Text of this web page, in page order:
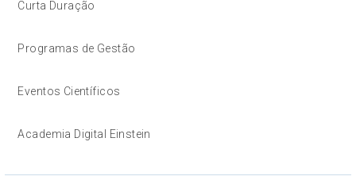
Curta Duração
Programas de Gestão
Eventos Científicos
Academia Digital Einstein